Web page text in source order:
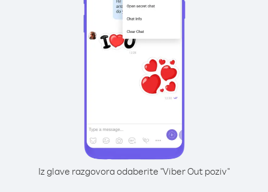
Iz glave razgovora odaberite "Viber Out poziv"